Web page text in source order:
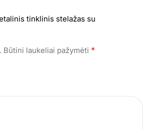
tinklinis stelažas su
Būtini laukeliai pažymėti *